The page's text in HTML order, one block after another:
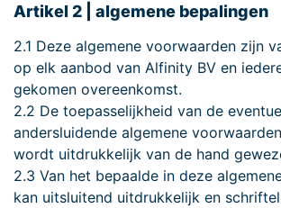
Artikel 2 | algemene bepalingen
2.1 Deze algemene voorwaarden zijn
op elk aanbod van Alfinity BV en
gekomen overeenkomst.
2.2 De toepasselijkheid van de
andersluidende algemene
wordt uitdrukkelijk van de hand
2.3 Van het bepaalde in deze
kan uitsluitend uitdrukkelijk en